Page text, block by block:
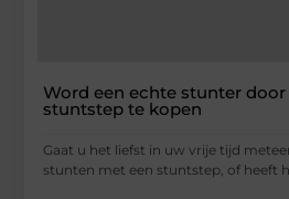
Word een echte stunter
stuntstep te kopen
Gaat u het liefst in uw vrije tijd
stunten met een stuntstep, of heeft